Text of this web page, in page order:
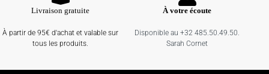
Livraison gratuite
À partir de 95€ d'achat et valable sur
tous les produits.
À votre écoute
Disponible au +32 485.50.49.50.
Sarah Cornet